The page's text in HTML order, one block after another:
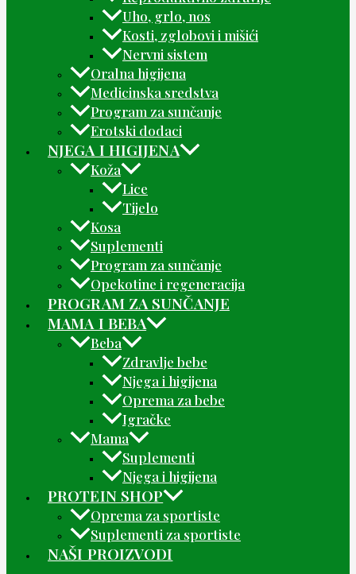
Uho, grlo, nos
Kosti, zglobovi i mišići
Nervni sistem
Oralna higijena
Medicinska sredstva
Program za sunčanje
Erotski dodaci
NJEGA I HIGIJENA
Koža
Lice
Tijelo
Kosa
Suplementi
Program za sunčanje
Opekotine i regeneracija
PROGRAM ZA SUNČANJE
MAMA I BEBA
Beba
Zdravlje bebe
Njega i higijena
Oprema za bebe
Igračke
Mama
Suplementi
Njega i higijena
PROTEIN SHOP
Oprema za sportiste
Suplementi za sportiste
NAŠI PROIZVODI